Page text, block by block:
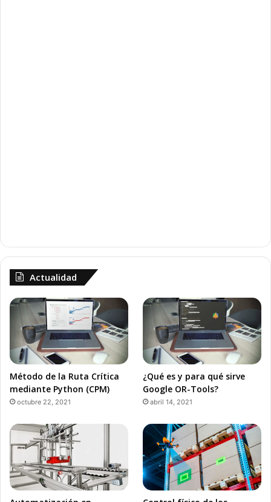
Actualidad
Método de la Ruta Crítica
mediante Python (CPM)
octubre 22, 2021
¿Qué es y para qué sirve
Google OR-Tools?
abril 14, 2021